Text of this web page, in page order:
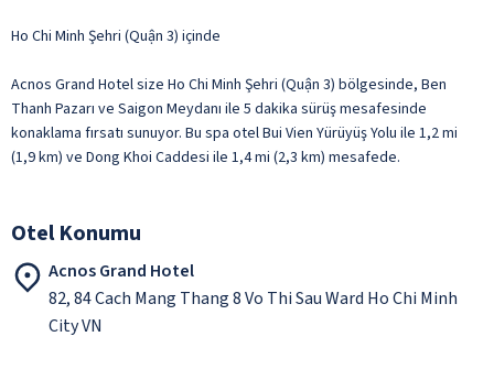
Ho Chi Minh Şehri (Quận 3) içinde
Acnos Grand Hotel size Ho Chi Minh Şehri (Quận 3) bölgesinde, Ben
Thanh Pazarı ve Saigon Meydanı ile 5 dakika sürüş mesafesinde
konaklama fırsatı sunuyor. Bu spa otel Bui Vien Yürüyüş Yolu ile 1,2 mi
(1,9 km) ve Dong Khoi Caddesi ile 1,4 mi (2,3 km) mesafede.
Otel Konumu
Acnos Grand Hotel
82, 84 Cach Mang Thang 8 Vo Thi Sau Ward Ho Chi Minh
City VN